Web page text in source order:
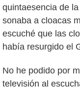
quintaesencia de
sonaba a cloacas
escuché que las
había resurgido el
No he podido por
televisión al